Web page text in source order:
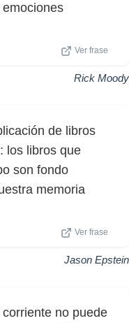
Ver frase
Rick Moody
de libros
los libros que
son fondo
memoria
Ver frase
Jason Epstein
no puede